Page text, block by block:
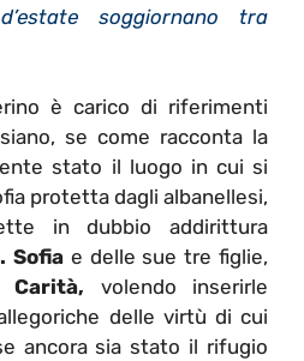
soggiornano tra
è carico di riferimenti
se come racconta la
stato il luogo in cui si
protetta dagli albanellesi,
in dubbio addirittura
Sofia e delle sue tre figlie,
Carità, volendo inserirle
delle virtù di cui
ancora sia stato il rifugio